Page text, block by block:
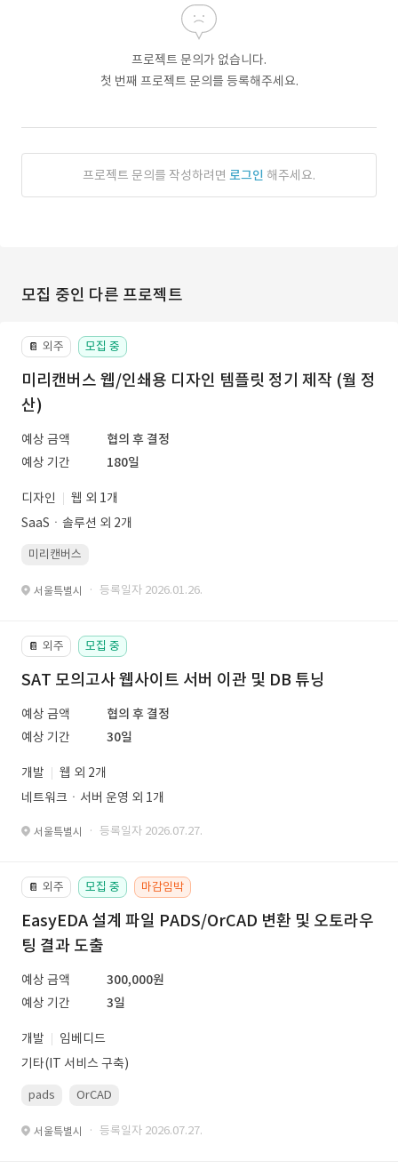
프로젝트 문의가 없습니다.
첫 번째 프로젝트 문의를 등록해주세요.
프로젝트 문의를 작성하려면 로그인 해주세요.
모집 중인 다른 프로젝트
📔 외주 모집 중
미리캔버스 웹/인쇄용 디자인 템플릿 정기 제작 (월 정
산)
예상 금액
협의 후 결정
예상 기간
180일
디자인
웹 외 1개
SaaSㆍ솔루션 외 2개
미리캔버스
서울특별시 · 등록일자 2026.01.26.
📔 외주 모집 중
SAT 모의고사 웹사이트 서버 이관 및 DB 튜닝
예상 금액
협의 후 결정
예상 기간
30일
개발
웹 외 2개
네트워크ㆍ서버 운영 외 1개
서울특별시 · 등록일자 2026.07.27.
📔 외주 모집 중 마감임박
EasyEDA 설계 파일 PADS/OrCAD 변환 및 오토라우
팅 결과 도출
예상 금액
300,000원
예상 기간
3일
개발
임베디드
기타(IT 서비스 구축)
pads OrCAD
서울특별시 · 등록일자 2026.07.27.